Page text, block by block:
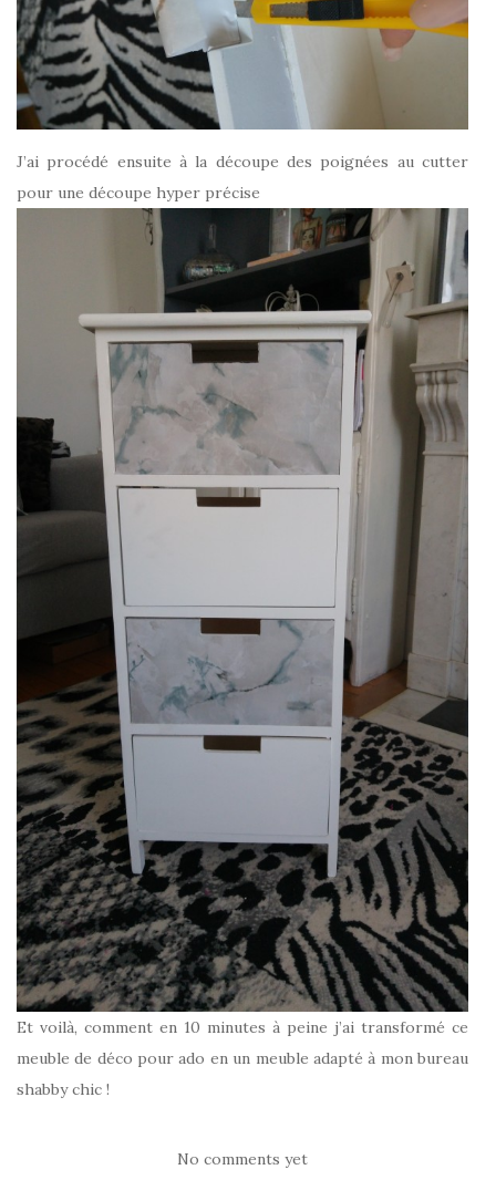
J’ai procédé ensuite à la découpe des poignées au cutter
pour une découpe hyper précise
Et voilà, comment en 10 minutes à peine j’ai transformé ce
meuble de déco pour ado en un meuble adapté à mon bureau
shabby chic !
No comments yet